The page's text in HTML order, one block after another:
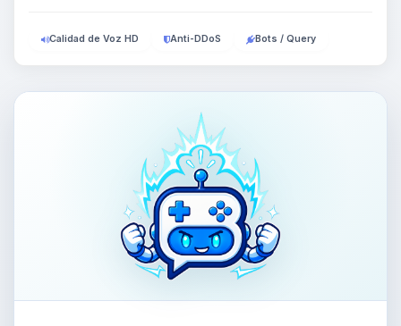
Calidad de Voz HD Anti-DDoS Bots / Query